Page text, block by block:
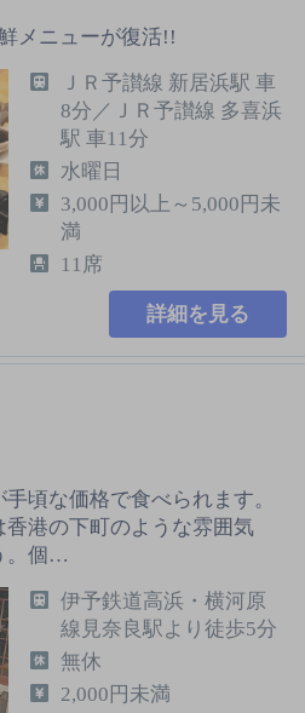
メニューが復活!!
ＪＲ予讃線 新居浜駅 車
8分／ＪＲ予讃線 多喜浜
駅 車11分
水曜日
3,000円以上～5,000円未
満
11席
詳細を見る
頃な価格で食べられます。
港の下町のような雰囲気
。個…
伊予鉄道高浜・横河原
線見奈良駅より徒歩5分
無休
2,000円未満